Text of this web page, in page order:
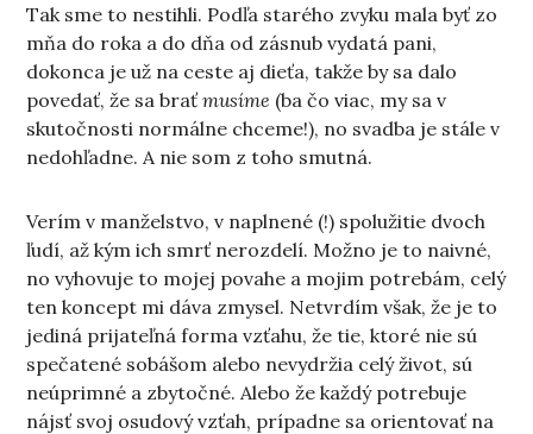
Tak sme to nestihli. Podľa starého zvyku mala byť zo
mňa do roka a do dňa od zásnub vydatá pani,
dokonca je už na ceste aj dieťa, takže by sa dalo
povedať, že sa braťmusíme (ba čo viac, my sa v
skutočnosti normálne chceme!), no svadba je stále v
nedohľadne. A nie som z toho smutná.
Verím v manželstvo, v naplnené (!) spolužitie dvoch
ľudí, až kým ich smrť nerozdelí. Možno je to naivné,
no vyhovuje to mojej povahe a mojim potrebám, celý
ten koncept mi dáva zmysel. Netvrdím však, že je to
jediná prijateľná forma vzťahu, že tie, ktoré nie sú
spečatené sobášom alebo nevydržia celý život, sú
neúprimné a zbytočné. Alebo že každý potrebuje
nájsť svoj osudový vzťah, prípadne sa orientovať na